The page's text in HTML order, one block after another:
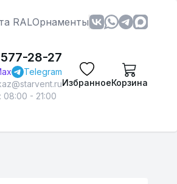
RALОрнаменты
28-27
Telegram
08:00 - 21:00
ИзбранноеКорзина